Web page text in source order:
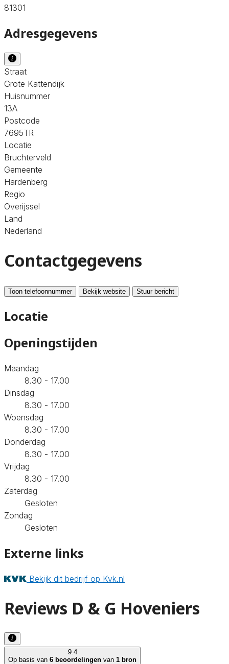
81301
Adresgegevens
Straat
Grote Kattendijk
Huisnummer
13A
Postcode
7695TR
Locatie
Bruchterveld
Gemeente
Hardenberg
Regio
Overijssel
Land
Nederland
Contactgegevens
Toon telefoonnummer Bekijk website Stuur bericht
Locatie
Openingstijden
Maandag
8.30 - 17.00
Dinsdag
8.30 - 17.00
Woensdag
8.30 - 17.00
Donderdag
8.30 - 17.00
Vrijdag
8.30 - 17.00
Zaterdag
Gesloten
Zondag
Gesloten
Externe links
Bekijk dit bedrijf op Kvk.nl
Reviews D & G Hoveniers
9.4
Op basis van 6 beoordelingen van 1 bron